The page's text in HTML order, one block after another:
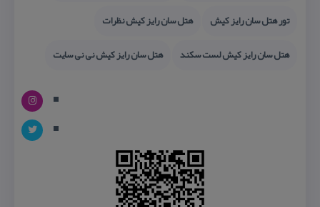
تور هتل سان رایز كیش
هتل سان رایز كیش نظرات
هتل سان رایز كیش لست سكند
هتل سان رایز كیش نی نی سایت